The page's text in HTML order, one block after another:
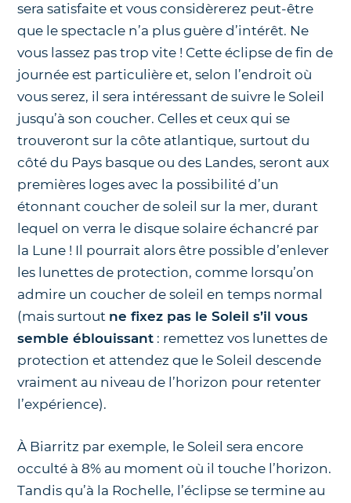
sera satisfaite et vous considèrerez peut-être
que le spectacle n’a plus guère d’intérêt. Ne
vous lassez pas trop vite ! Cette éclipse de fin de
journée est particulière et, selon l’endroit où
vous serez, il sera intéressant de suivre le Soleil
jusqu’à son coucher. Celles et ceux qui se
trouveront sur la côte atlantique, surtout du
côté du Pays basque ou des Landes, seront aux
premières loges avec la possibilité d’un
étonnant coucher de soleil sur la mer, durant
lequel on verra le disque solaire échancré par
la Lune ! Il pourrait alors être possible d’enlever
les lunettes de protection, comme lorsqu’on
admire un coucher de soleil en temps normal
(mais surtout ne fixez pas le Soleil s’il vous
semble éblouissant : remettez vos lunettes de
protection et attendez que le Soleil descende
vraiment au niveau de l’horizon pour retenter
l’expérience).
À Biarritz par exemple, le Soleil sera encore
occulté à 8% au moment où il touche l’horizon.
Tandis qu’à la Rochelle, l’éclipse se termine au